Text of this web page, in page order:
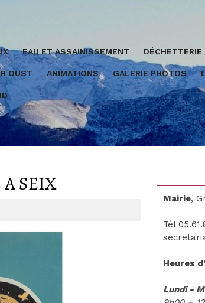
EAU ET ASSAINISSEMENT DÉCHETTERIE
OUST ANIMATIONS GALERIE PHOTOS
A SEIX
Mairie,
Tél
Heures
Lundi -